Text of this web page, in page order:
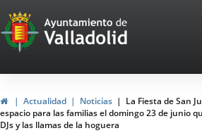
Portal
Web
del
Ayuntamiento
de
InicioActualidad Noticias
La Fiesta de San
espacio para las familias el domingo 23 de junio
DJs y las llamas de la hoguera